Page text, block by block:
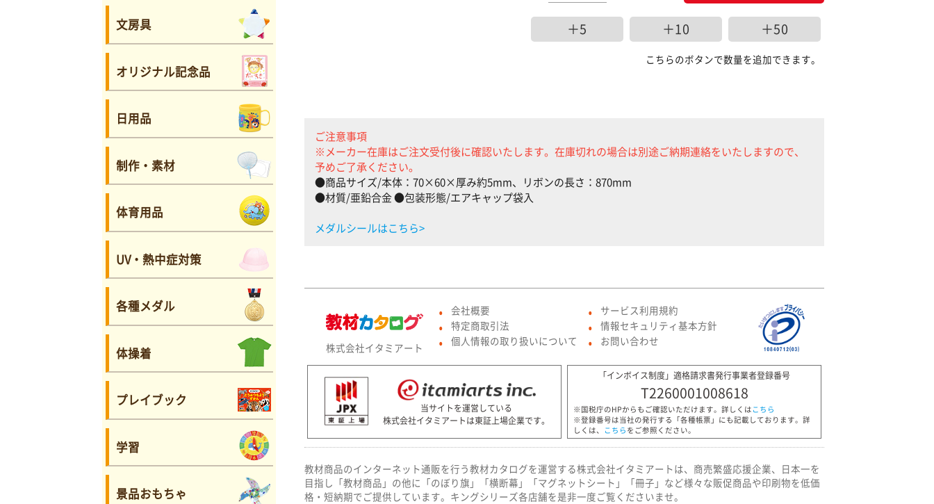
文房具
オリジナル記念品
日用品
制作・素材
体育用品
UV・熱中症対策
各種メダル
体操着
プレイブック
学習
景品おもちゃ
＋5 ＋10 ＋50
こちらのボタンで数量を追加できます。
ご注意事項
※メーカー在庫はご注文受付後に確認いたします。在庫切れの場合は別途ご納期連絡をいたしますので、
予めご了承ください。
●商品サイズ/本体：70×60×厚み約5mm、リボンの長さ：870mm
●材質/亜鉛合金 ●包装形態/エアキャップ袋入
メダルシールはこちら>
株式会社イタミアート
● 会社概要
● 特定商取引法
● 個人情報の取り扱いについて
● サービス利用規約
● 情報セキュリティ基本方針
● お問い合わせ
当サイトを運営している
株式会社イタミアートは東証上場企業です。
「インボイス制度」適格請求書発行事業者登録番号
T2260001008618
※国税庁のHPからもご確認いただけます。詳しくは こちら
※登録番号は当社の発行する「各種帳票」にも記載しております。詳
しくは、
こちら をご参照ください。
教材商品のインターネット通販を行う教材カタログを運営する株式会社イタミアートは、商売繁盛応援企業、日本一を
目指し「教材商品」の他に「のぼり旗」「横断幕」「マグネットシート」「冊子」など様々な販促商品や印刷物を低価
格・短納期でご提供しています。キングシリーズ各店舗を是非一度ご覧くださいませ。